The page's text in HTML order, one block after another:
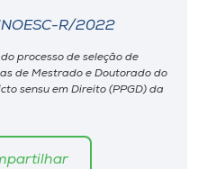
R/2022
processo de seleção de
de Mestrado e Doutorado do
sensu em Direito (PPGD) da